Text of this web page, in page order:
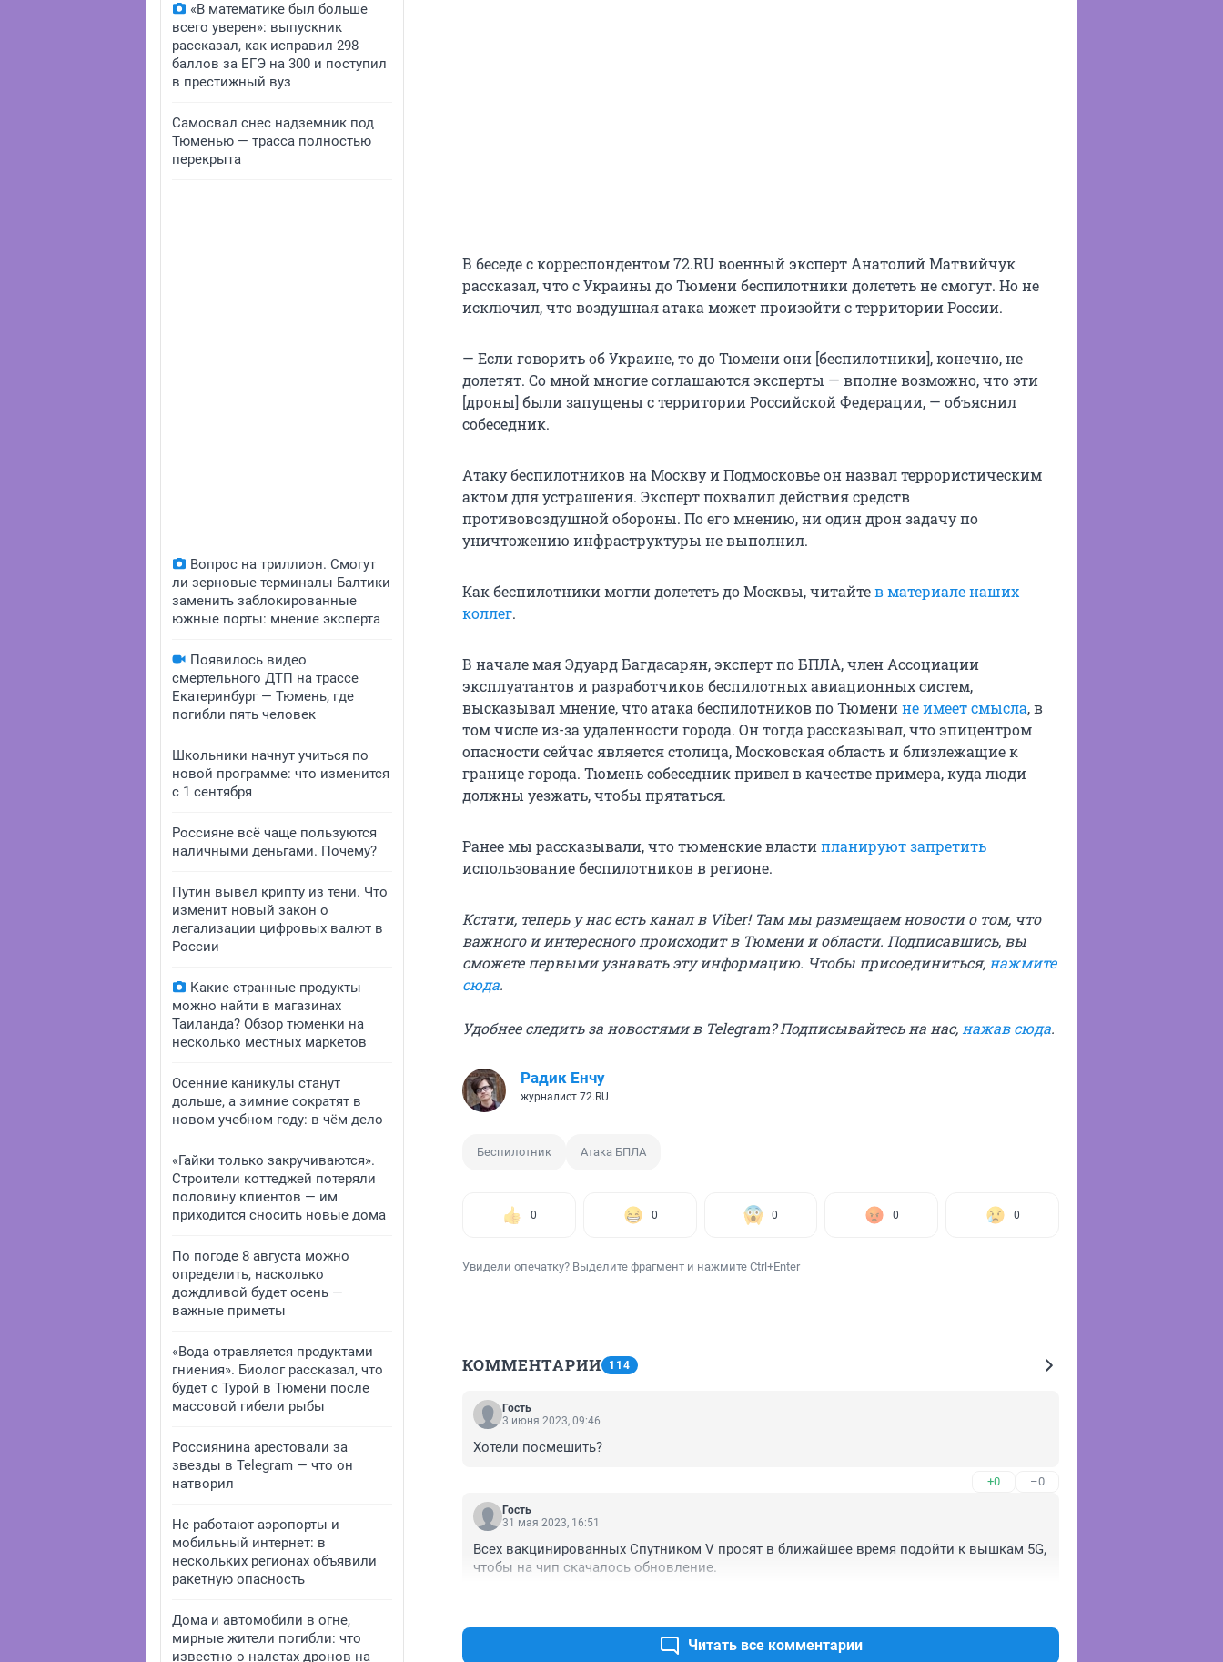
«В математике был больше
всего уверен»: выпускник
рассказал, как исправил 298
баллов за ЕГЭ на 300 и поступил
в престижный вуз
Самосвал снес надземник под
Тюменью — трасса полностью
перекрыта
Вопрос на триллион. Смогут
ли зерновые терминалы Балтики
заменить заблокированные
южные порты: мнение эксперта
Появилось видео
смертельного ДТП на трассе
Екатеринбург — Тюмень, где
погибли пять человек
Школьники начнут учиться по
новой программе: что изменится
с 1 сентября
Россияне всё чаще пользуются
наличными деньгами. Почему?
Путин вывел крипту из тени. Что
изменит новый закон о
легализации цифровых валют в
России
Какие странные продукты
можно найти в магазинах
Таиланда? Обзор тюменки на
несколько местных маркетов
Осенние каникулы станут
дольше, а зимние сократят в
новом учебном году: в чём дело
«Гайки только закручиваются».
Строители коттеджей потеряли
половину клиентов — им
приходится сносить новые дома
По погоде 8 августа можно
определить, насколько
дождливой будет осень —
важные приметы
«Вода отравляется продуктами
гниения». Биолог рассказал, что
будет с Турой в Тюмени после
массовой гибели рыбы
Россиянина арестовали за
звезды в Telegram — что он
натворил
Не работают аэропорты и
мобильный интернет: в
нескольких регионах объявили
ракетную опасность
Дома и автомобили в огне,
мирные жители погибли: что
известно о налетах дронов на
В беседе с корреспондентом 72.RU военный эксперт Анатолий Матвийчук
рассказал, что с Украины до Тюмени беспилотники долететь не смогут. Но не
исключил, что воздушная атака может произойти с территории России.
— Если говорить об Украине, то до Тюмени они [беспилотники], конечно, не
долетят. Со мной многие соглашаются эксперты — вполне возможно, что эти
[дроны] были запущены с территории Российской Федерации, — объяснил
собеседник.
Атаку беспилотников на Москву и Подмосковье он назвал террористическим
актом для устрашения. Эксперт похвалил действия средств
противовоздушной обороны. По его мнению, ни один дрон задачу по
уничтожению инфраструктуры не выполнил.
Как беспилотники могли долететь до Москвы, читайтев материале наших
коллег.
В начале мая Эдуард Багдасарян, эксперт по БПЛА, член Ассоциации
эксплуатантов и разработчиков беспилотных авиационных систем,
высказывал мнение, что атака беспилотников по Тюменине имеет смысла, в
том числе из-за удаленности города. Он тогда рассказывал, что эпицентром
опасности сейчас является столица, Московская область и близлежащие к
границе города. Тюмень собеседник привел в качестве примера, куда люди
должны уезжать, чтобы прятаться.
Ранее мы рассказывали, что тюменские властипланируют запретить
использование беспилотников в регионе.
Кстати, теперь у нас есть канал в Viber! Там мы размещаем новости о том, что
важного и интересного происходит в Тюмени и области. Подписавшись, вы
сможете первыми узнавать эту информацию. Чтобы присоединиться, нажмите
сюда.
Удобнее следить за новостями в Telegram? Подписывайтесь на нас, нажав сюда.
Радик Енчу
журналист 72.RU
Беспилотник Атака БПЛА
0 0 0 0 0
Увидели опечатку? Выделите фрагмент и нажмите Ctrl+Enter
КОММЕНТАРИИ 114
Гость
3 июня 2023, 09:46
Хотели посмешить?
+0 –0
Гость
31 мая 2023, 16:51
Всех вакцинированных Спутником V просят в ближайшее время подойти к вышкам 5G,
чтобы на чип скачалось обновление.
Читать все комментарии